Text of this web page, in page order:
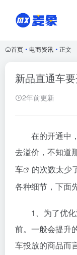
首页 • 电商资讯 • 正文
新品直通车
2年前更新
在的开通中
去溢价，不知道
车
的次数太少
各种细节，下面
1、为了优
前。一般会提升
车投放的商品而